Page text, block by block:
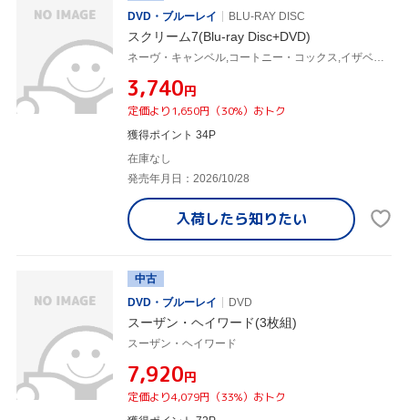
DVD・ブルーレイ
BLU-RAY DISC
スクリーム7(Blu-ray Disc+DVD)
ネーヴ・キャンベル,コートニー・コックス,イザベル・メイ,ジャスミン・サヴォイ・ブラウン,メイソン・グッディング,アンナ・キャンプ,ケヴィン・ウィリアムソン,マルコ・ベルトラミ
¥3,740円
定価より1,650円（30%）おトク
獲得ポイント 34P
在庫なし
発売年月日：2026/10/28
入荷したら知りたい
中古
DVD・ブルーレイ
DVD
スーザン・ヘイワード(3枚組)
スーザン・ヘイワード
¥7,920円
定価より4,079円（33%）おトク